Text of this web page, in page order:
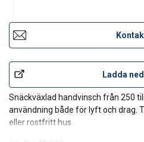
Ladda
Snäckväxlad handvinsch från 250
användning både för lyft och drag.
eller rostfritt hus.